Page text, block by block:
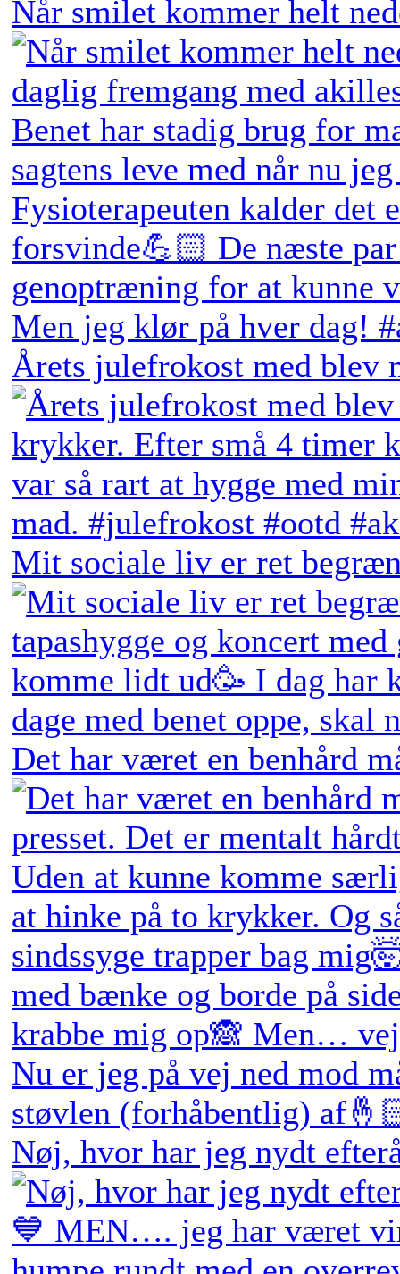
Når smilet kommer helt
Årets julefrokost med blev
Mit sociale liv er ret
Det har været en benhård
Nøj, hvor har jeg nydt